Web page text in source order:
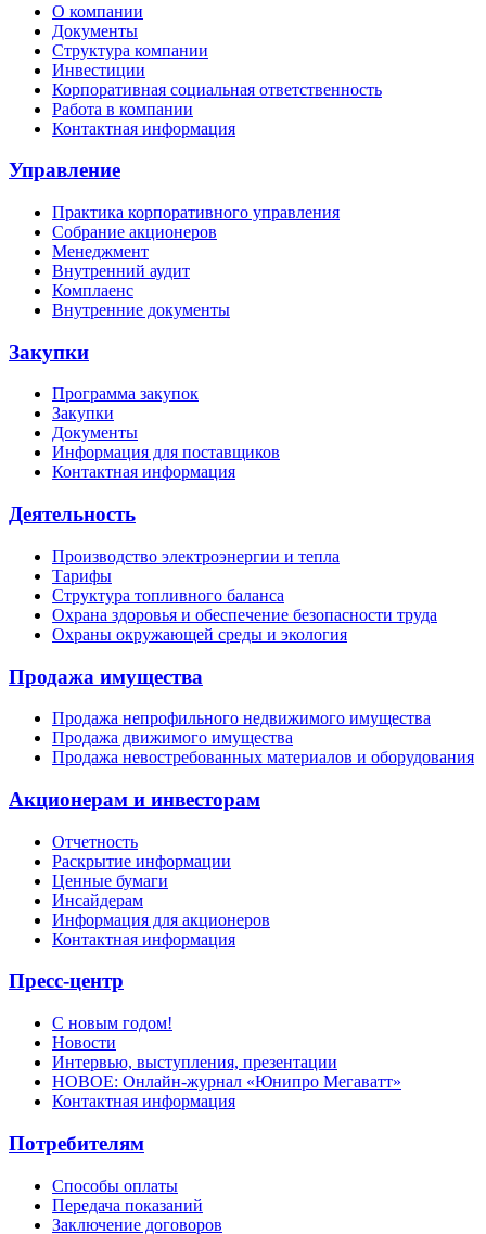
О компании
Документы
Структура компании
Инвестиции
Корпоративная социальная ответственность
Работа в компании
Контактная информация
Управление
Практика корпоративного управления
Собрание акционеров
Менеджмент
Внутренний аудит
Комплаенс
Внутренние документы
Закупки
Программа закупок
Закупки
Документы
Информация для поставщиков
Контактная информация
Деятельность
Производство электроэнергии и тепла
Тарифы
Структура топливного баланса
Охрана здоровья и обеспечение безопасности труда
Охраны окружающей среды и экология
Продажа имущества
Продажа непрофильного недвижимого имущества
Продажа движимого имущества
Продажа невостребованных материалов и оборудования
Акционерам и инвесторам
Отчетность
Раскрытие информации
Ценные бумаги
Инсайдерам
Информация для акционеров
Контактная информация
Пресс-центр
С новым годом!
Новости
Интервью, выступления, презентации
НОВОЕ: Онлайн-журнал «Юнипро Мегаватт»
Контактная информация
Потребителям
Способы оплаты
Передача показаний
Заключение договоров